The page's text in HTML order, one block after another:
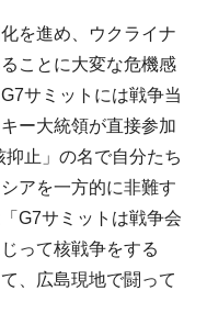
を進め、ウクライナ
ことに大変な危機感
サミットには戦争当
ー大統領が直接参加
止」の名で自分たち
アを一方的に非難す
G7サミットは戦争会
って核戦争をする
、広島現地で闘って